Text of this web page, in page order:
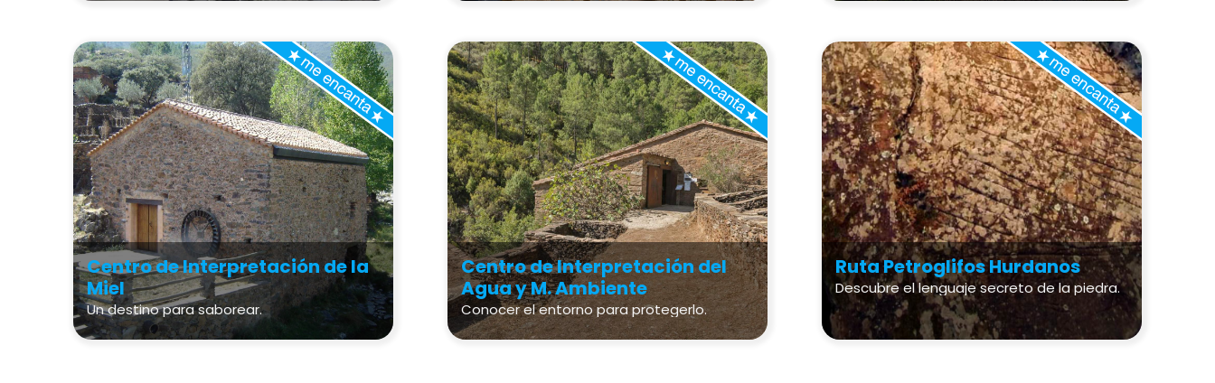
Centro de Interpretación de la
Miel
Un destino para saborear.
Centro de Interpretación del
Agua y M. Ambiente
Conocer el entorno para protegerlo.
Ruta Petroglifos Hurdanos
Descubre el lenguaje secreto de la piedra.